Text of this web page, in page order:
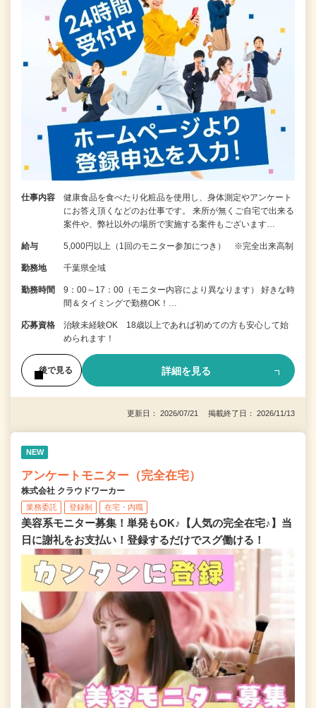
仕事内容
健康食品を食べたり化粧品を使用し、身体測定やアンケート
にお答え頂くなどのお仕事です。 来所が無くご自宅で出来る
案件や、弊社以外の場所で実施する案件もございます…
給与 5,000円以上（1回のモニター参加につき） ※完全出来高制
勤務地 千葉県全域
勤務時間
9：00～17：00（モニター内容により異なります） 好きな時
間＆タイミングで勤務OK！…
応募資格
治験未経験OK 18歳以上であれば初めての方も安心して始
められます！
後で見る 詳細を見る
更新日： 2026/07/21 掲載終了日： 2026/11/13
NEW
アンケートモニター（完全在宅）
株式会社 クラウドワーカー
業務委託 登録制 在宅・内職
美容系モニター募集！単発もOK♪【人気の完全在宅♪】当
日に謝礼をお支払い！登録するだけでスグ働ける！